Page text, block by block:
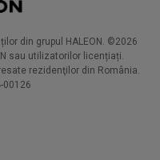
din grupul HALEON. ©2026
sau utilizatorilor licențiați.
rezidenţilor din România.
00126